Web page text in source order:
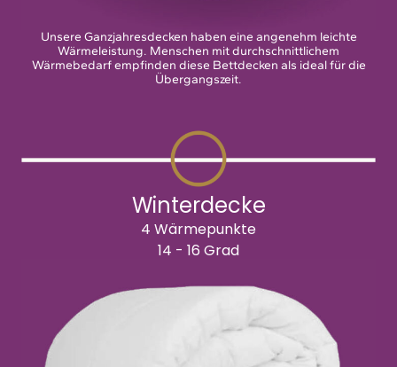
Unsere Ganzjahresdecken haben eine angenehm leichte
Wärmeleistung. Menschen mit durchschnittlichem
Wärmebedarf empfinden diese Bettdecken als ideal für die
Übergangszeit.
Winterdecke
4 Wärmepunkte
14 - 16 Grad